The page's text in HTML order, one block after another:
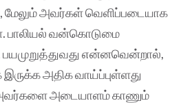
மேலும் அவர்கள் வெளிப்படையாக
பாலியல் வன்கொடுமை
என்னவென்றால்,
அதிக வாய்ப்புள்ளது
அடையாளம் காணும்